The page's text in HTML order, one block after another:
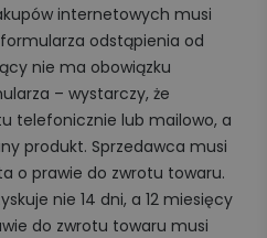
internetowych musi
odstąpienia od
nie ma obowiązku
– wystarczy, że
telefonicznie lub mailowo, a
produkt. Sprzedawca musi
o prawie do zwrotu towaru.
nie 14 dni, a 12 miesięcy
do zwrotu towaru musi